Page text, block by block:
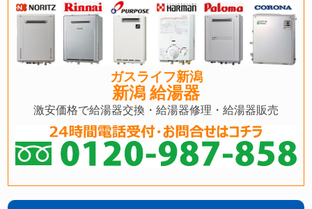
ガスライフ新潟
新潟 給湯器
激安価格で給湯器交換・給湯器修理・給湯器販売